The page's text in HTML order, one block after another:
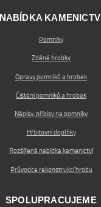
NABÍDKA KAMENICTVÍ
Pomníky
Zděné hrobky
Opravy pomníků a hrobek
Čištění pomníků a hrobek
Nápisy, přípisy na pomníky
Hřbitovní doplňky
Rozšířená nabídka kamenictví
Průvodce rekonstrukcí hrobu
SPOLUPRACUJEME